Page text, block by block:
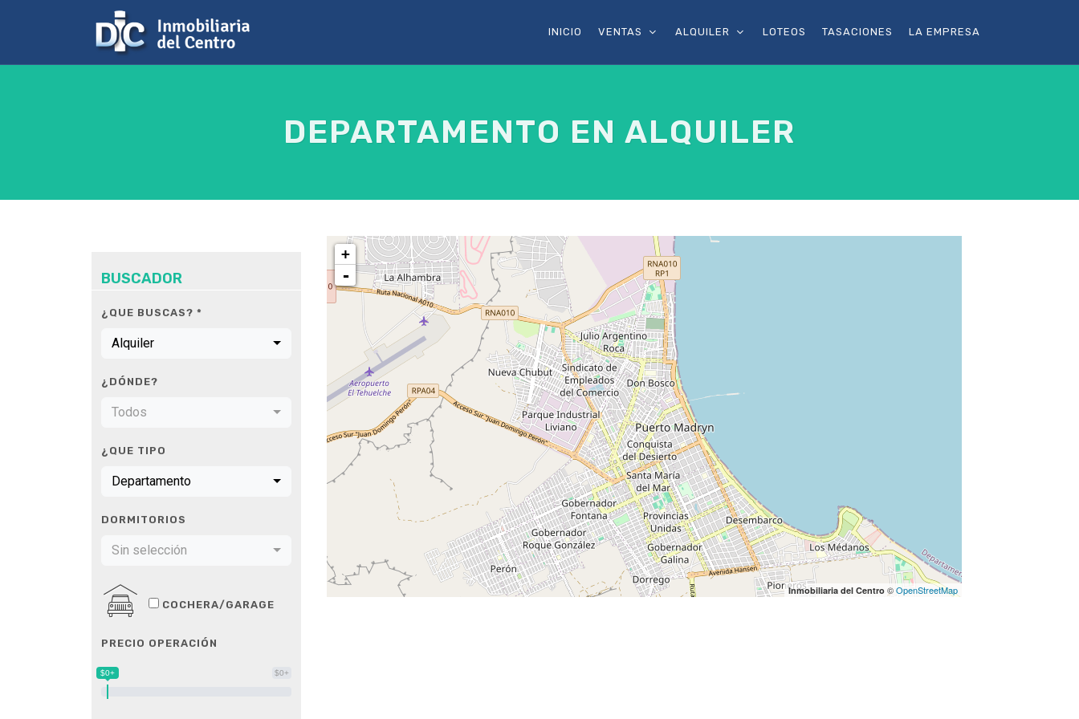
INICIO VENTAS ALQUILER LOTEOS TASACIONES LA EMPRESA
DEPARTAMENTO EN ALQUILER
BUSCADOR
¿QUE BUSCAS? *
Alquiler
¿DÓNDE?
Todos
¿QUE TIPO
Departamento
DORMITORIOS
Sin selección
COCHERA/GARAGE
PRECIO OPERACIÓN
$0+
$0+
+
-
Inmobiliaria del Centro ©OpenStreetMap